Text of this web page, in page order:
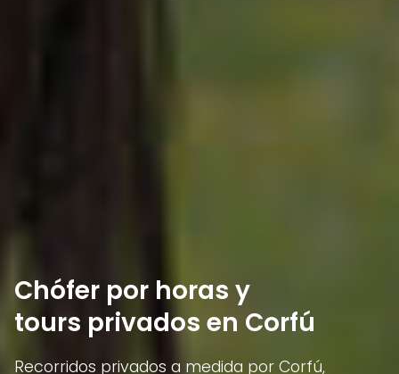
Chófer por horas y
tours privados en Corfú
Recorridos privados a medida por Corfú,